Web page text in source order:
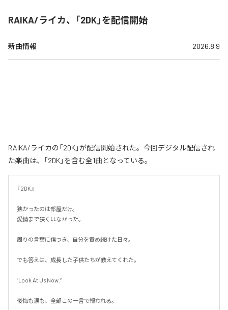
RAIKA/ライカ、「2DK」を配信開始
新曲情報 2026.8.9
RAIKA/ライカの「2DK」が配信開始された。今回デジタル配信され
た楽曲は、「2DK」を含む全1曲となっている。
『2DK』
狭かったのは部屋だけ。
愛情まで狭くはなかった。
周りの言葉に傷つき、自分を責め続けた日々。
でも答えは、成長した子供たちが教えてくれた。
“Look At Us Now.”
後悔も涙も、全部この一言で報われる。